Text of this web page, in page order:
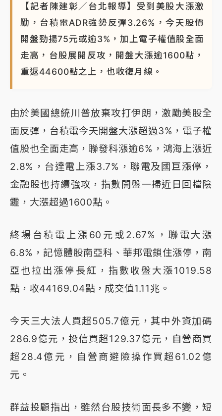
【記者陳建彰／台北報導】受到美股大漲激
勵，台積電ADR強勢反彈3.26%，今天股價
開盤勁揚75元或逾3%，加上電子權值股全面
走高，台股展開反攻，開盤大漲逾1600點，
重返44600點之上，也收復月線。
由於美國總統川普放棄攻打伊朗，激勵美股全
面反彈，台積電今天開盤大漲超過3%，電子權
值股也全面走高，聯發科漲逾6%，鴻海上漲近
2.8%，台達電上漲3.7%，聯電及國巨漲停，
金融股也持續強攻，指數開盤一掃近日回檔陰
霾，大漲超過1600點。
終場台積電上漲60元或2.67%，聯電大漲
6.8%，記憶體股南亞科、華邦電鎖住漲停，南
亞也拉出漲停長紅，指數收盤大漲1019.58
點，收44169.04點，成交值1.11兆。
今天三大法人買超505.7億元，其中外資加碼
286.9億元，投信買超129.37億元，自營商買
超28.4億元，自營商避險操作買超61.02億
元。
群益投顧指出，雖然台股技術面長多不變，短